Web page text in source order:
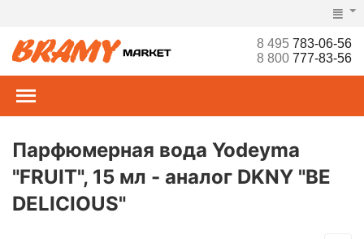
8 495783-06-56
8 800777-83-56
Парфюмерная вода Yodeyma
"FRUIT", 15 мл - аналог DKNY "BE
DELICIOUS"